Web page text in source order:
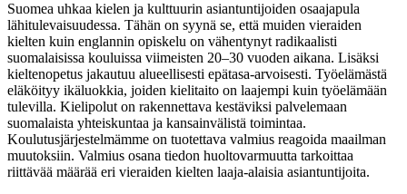
Suomea uhkaa kielen ja kulttuurin asiantuntijoiden osaajapula
lähitulevaisuudessa. Tähän on syynä se, että muiden vieraiden
kielten kuin englannin opiskelu on vähentynyt radikaalisti
suomalaisissa kouluissa viimeisten 20–30 vuoden aikana. Lisäksi
kieltenopetus jakautuu alueellisesti epätasa-arvoisesti. Työelämästä
eläköityy ikäluokkia, joiden kielitaito on laajempi kuin työelämään
tulevilla. Kielipolut on rakennettava kestäviksi palvelemaan
suomalaista yhteiskuntaa ja kansainvälistä toimintaa.
Koulutusjärjestelmämme on tuotettava valmius reagoida maailman
muutoksiin. Valmius osana tiedon huoltovarmuutta tarkoittaa
riittävää määrää eri vieraiden kielten laaja-alaisia asiantuntijoita.